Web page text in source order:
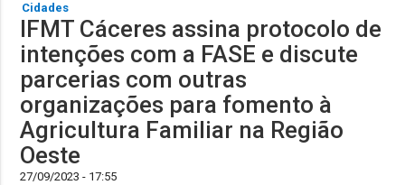
Cidades
IFMT Cáceres assina protocolo de
intenções com a FASE e discute
parcerias com outras
organizações para fomento à
Agricultura Familiar na Região
Oeste
27/09/2023 - 17:55